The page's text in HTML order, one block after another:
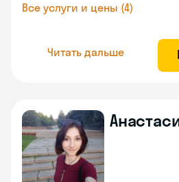
Все услуги и цены (4)
Читать дальше